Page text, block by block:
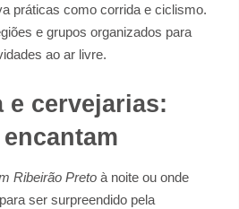
práticas como corrida e ciclismo.
e grupos organizados para
ao ar livre.
e cervejarias:
Ribeirão Preto à noite ou onde
ser surpreendido pela